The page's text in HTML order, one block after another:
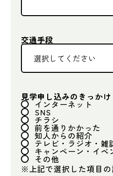
交通手段
見学申し込みのきっかけ
インターネット
SNS
チラシ
前を通りかかった
知人からの紹介
テレビ・ラジオ・雑
キャンペーン・イベ
その他
※上記で選択した項目